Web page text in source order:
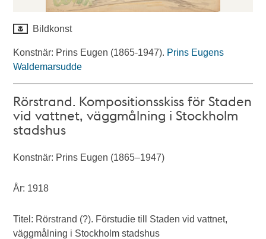
Bildkonst
Konstnär: Prins Eugen (1865-1947). Prins Eugens
Waldemarsudde
Rörstrand. Kompositionsskiss för Staden
vid vattnet, väggmålning i Stockholm
stadshus
Konstnär: Prins Eugen (1865–1947)
År: 1918
Titel: Rörstrand (?). Förstudie till Staden vid vattnet,
väggmålning i Stockholm stadshus